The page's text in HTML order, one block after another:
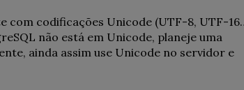
com codificações Unicode (UTF-8, UTF-
não está em Unicode, planeje uma
ainda assim use Unicode no servidor e